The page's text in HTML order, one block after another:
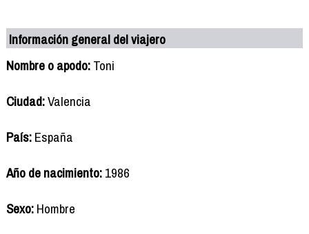
Información general del viajero
Nombre o apodo:Toni
Ciudad:Valencia
País:España
Año de nacimiento:1986
Sexo:Hombre